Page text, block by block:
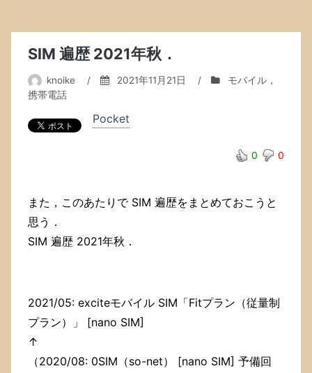
曜
日），
屋
っ
行
ー．
ぶ
だ
SIM 遍歴 2021年秋．
knoike / 2021年11月21日 /
モバイル，
携帯電話
Pocket
0 0
また，このあたりで SIM 遍歴をまとめておこうと
思う．
SIM 遍歴 2021年秋．
2021/05: exciteモバイル SIM「Fitプラン（従量制
プラン）」 [nano SIM]
↑
（2020/08: 0SIM（so-net） [nano SIM] 予備回